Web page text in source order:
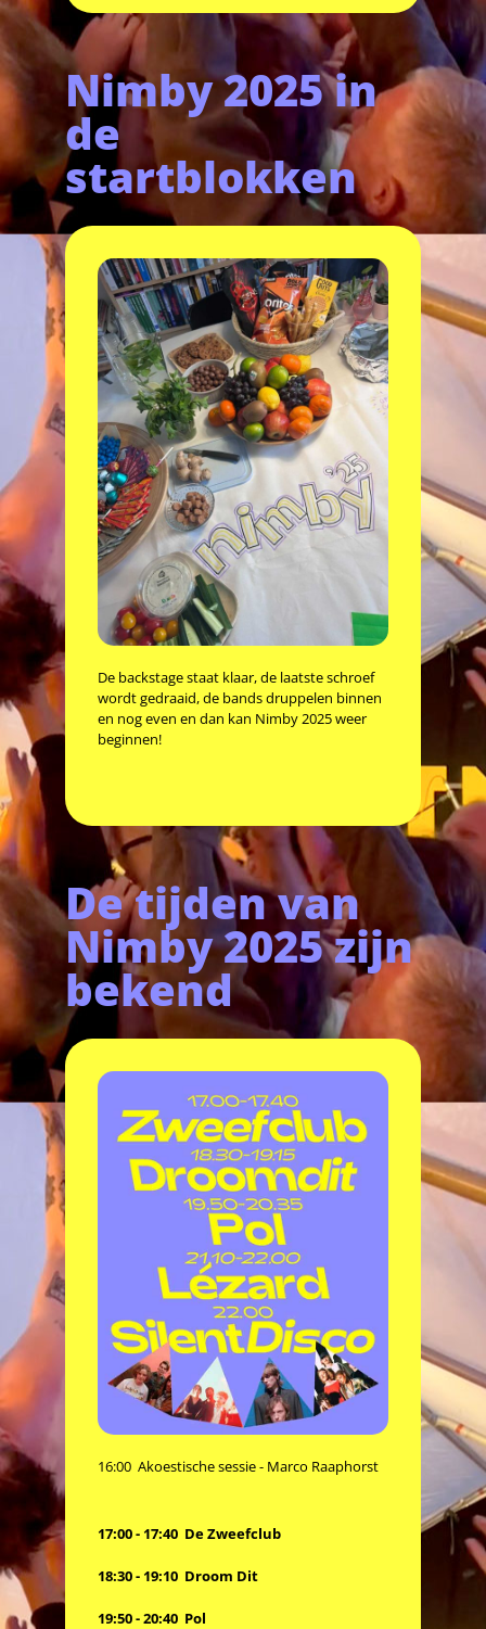
Nimby 2025 in
de
startblokken
De backstage staat klaar, de laatste schroef
wordt gedraaid, de bands druppelen binnen
en nog even en dan kan Nimby 2025 weer
beginnen!
De tijden van
Nimby 2025 zijn
bekend
16:00 Akoestische sessie - Marco Raaphorst
17:00 - 17:40 De Zweefclub
18:30 - 19:10 Droom Dit
19:50 - 20:40 Pol